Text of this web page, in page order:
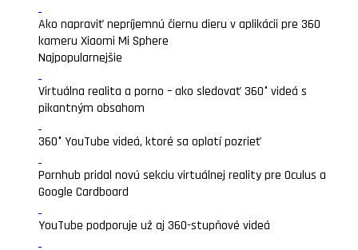
Ako napraviť nepríjemnú čiernu dieru v aplikácii pre 360
kameru Xiaomi Mi Sphere
Najpopularnejšie
Virtuálna realita a porno – ako sledovať 360° videá s
pikantným obsahom
360° YouTube videá, ktoré sa oplatí pozrieť
Pornhub pridal novú sekciu virtuálnej reality pre Oculus a
Google Cardboard
YouTube podporuje už aj 360-stupňové videá